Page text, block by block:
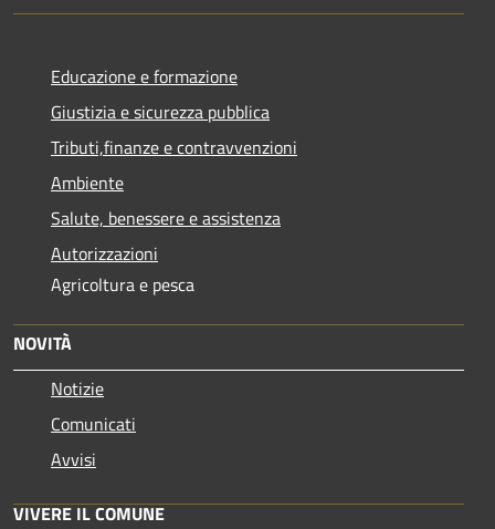
Educazione e formazione
Giustizia e sicurezza pubblica
Tributi,finanze e contravvenzioni
Ambiente
Salute, benessere e assistenza
Autorizzazioni
Agricoltura e pesca
NOVITÀ
Notizie
Comunicati
Avvisi
VIVERE IL COMUNE